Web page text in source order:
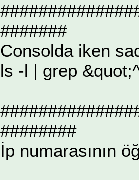
#######
Consolda iken
ls -l | grep
########
İp numarasının